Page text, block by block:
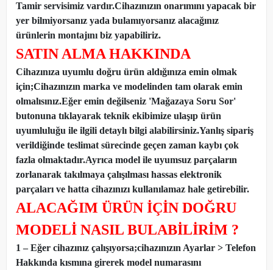
Tamir servisimiz vardır.Cihazınızın onarımını yapacak bir
yer bilmiyorsanız yada bulamıyorsanız alacağınız
ürünlerin montajını biz yapabiliriz.
SATIN ALMA HAKKINDA
Cihazınıza uyumlu doğru ürün aldığınıza emin olmak
için;Cihazınızın marka ve modelinden tam olarak emin
olmalısınız.Eğer emin değilseniz 'Mağazaya Soru Sor'
butonuna tıklayarak teknik ekibimize ulaşıp ürün
uyumluluğu ile ilgili detaylı bilgi alabilirsiniz.Yanlış sipariş
verildiğinde teslimat sürecinde geçen zaman kaybı çok
fazla olmaktadır.Ayrıca model ile uyumsuz parçaların
zorlanarak takılmaya çalışılması hassas elektronik
parçaları ve hatta cihazınızı kullanılamaz hale getirebilir.
ALACAĞIM ÜRÜN İÇİN DOĞRU
MODELİ NASIL BULABİLİRİM ?
1 – Eğer cihazınız çalışıyorsa;cihazınızın Ayarlar > Telefon
Hakkında kısmına girerek model numarasını